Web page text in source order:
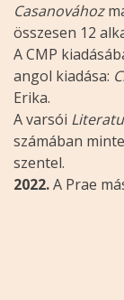
Casanovához
összesen 12
A CMP
angol kiadása:
Erika.
A varsói
számában
szentel.
2022.A Prae